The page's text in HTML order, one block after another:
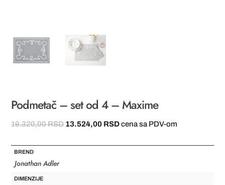
Podmetač – set od 4 – Maxime
19.320,00RSD Originalna
je
13.524,00 RSDTrenutna
je:
cena sa PDV-om
BREND
Jonathan Adler
DIMENZIJE